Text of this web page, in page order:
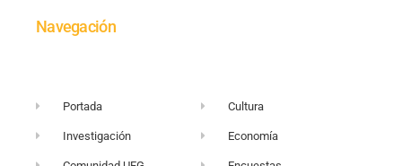
Navegación
Portada
Investigación
Cultura
Economía